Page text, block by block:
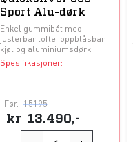
Sport Alu-dørk
Enkel gummibåt med
justerbar tofte, oppblåsbar
kjøl og aluminiumsdørk.
Spesifikasjoner:
Før: 15195
kr 13.490,-